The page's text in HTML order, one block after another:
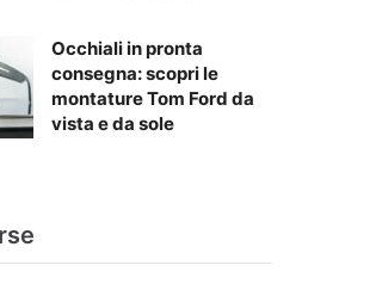
Occhiali in pronta
consegna: scopri le
montature Tom Ford da
vista e da sole